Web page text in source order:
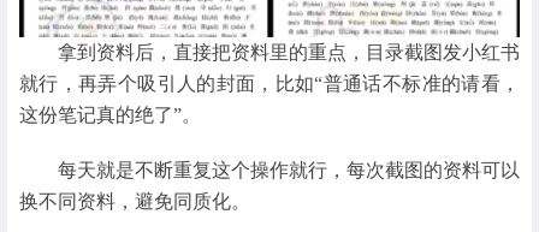
拿到资料后，直接把资料里的重点，目录截图发小红书
就行，再弄个吸引人的封面，比如“普通话不标准的请看，
这份笔记真的绝了”。
每天就是不断重复这个操作就行，每次截图的资料可以
换不同资料，避免同质化。